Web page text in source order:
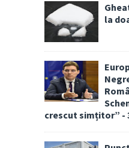
la
crescut simțitor” -